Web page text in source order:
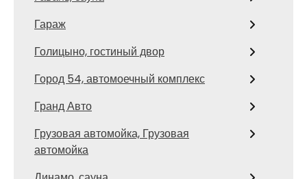
Гараж
Голицыно, гостиный двор
Город 54, автомоечный комплекс
Гранд Авто
Грузовая автомойка, Грузовая
автомойка